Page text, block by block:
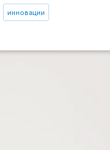
инновации